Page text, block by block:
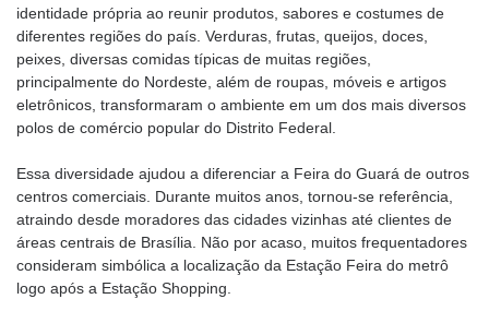
identidade própria ao reunir produtos, sabores e costumes de
diferentes regiões do país. Verduras, frutas, queijos, doces,
peixes, diversas comidas típicas de muitas regiões,
principalmente do Nordeste, além de roupas, móveis e artigos
eletrônicos, transformaram o ambiente em um dos mais diversos
polos de comércio popular do Distrito Federal.
Essa diversidade ajudou a diferenciar a Feira do Guará de outros
centros comerciais. Durante muitos anos, tornou-se referência,
atraindo desde moradores das cidades vizinhas até clientes de
áreas centrais de Brasília. Não por acaso, muitos frequentadores
consideram simbólica a localização da Estação Feira do metrô
logo após a Estação Shopping.